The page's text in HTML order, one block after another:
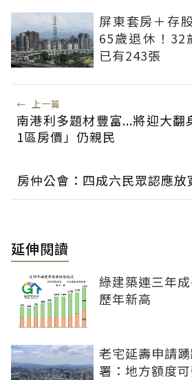
屏東套房＋存
65歲退休！32
已有243張
← 上一篇
南港利多題材豐富...將迎大翻
1區房價」仍親民
房仲公會：四成六民眾認應
延伸閱讀
綠建築連三年
歷年新高
老宅延壽申請
署：地方額度